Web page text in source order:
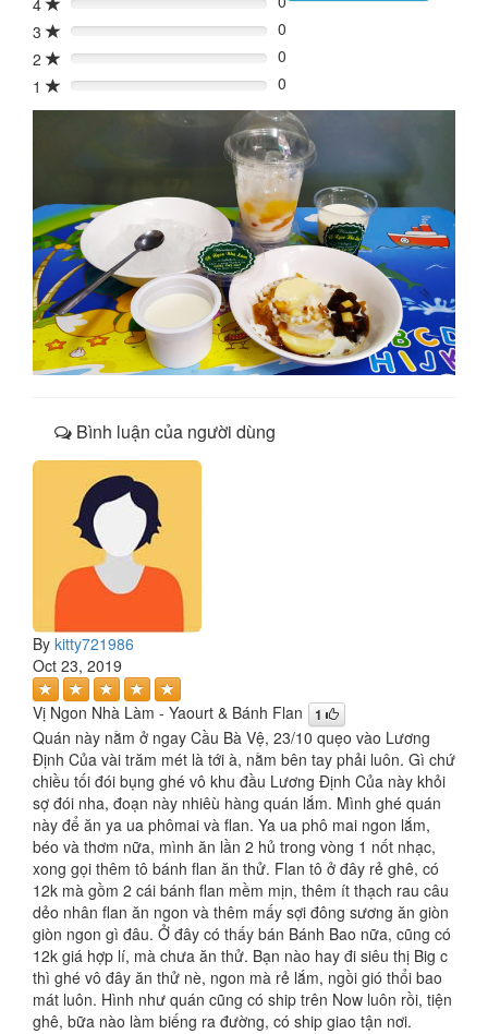
4 0%
3
0%
0
2
0%
0
1
0% 0
Bình luận của người dùng
By kitty721986
Oct 23, 2019
Vị Ngon Nhà Làm - Yaourt & Bánh Flan 1
Quán này nằm ở ngay Cầu Bà Vệ, 23/10 quẹo vào Lương
Định Của vài trăm mét là tới à, nằm bên tay phải luôn. Gì chứ
chiều tối đói bụng ghé vô khu đầu Lương Định Của này khỏi
sợ đói nha, đoạn này nhiêù hàng quán lắm. Mình ghé quán
này để ăn ya ua phômai và flan. Ya ua phô mai ngon lắm,
béo và thơm nữa, mình ăn lần 2 hủ trong vòng 1 nốt nhạc,
xong gọi thêm tô bánh flan ăn thử. Flan tô ở đây rẻ ghê, có
12k mà gồm 2 cái bánh flan mềm mịn, thêm ít thạch rau câu
dẻo nhân flan ăn ngon và thêm mấy sợi đông sương ăn giòn
giòn ngon gì đâu. Ở đây có thấy bán Bánh Bao nữa, cũng có
12k giá hợp lí, mà chưa ăn thử. Bạn nào hay đi siêu thị Big c
thì ghé vô đây ăn thử nè, ngon mà rẻ lắm, ngồi gió thổi bao
mát luôn. Hình như quán cũng có ship trên Now luôn rồi, tiện
ghê, bữa nào làm biếng ra đường, có ship giao tận nơi.